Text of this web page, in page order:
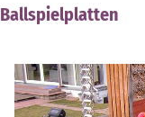
Ballspielplatten